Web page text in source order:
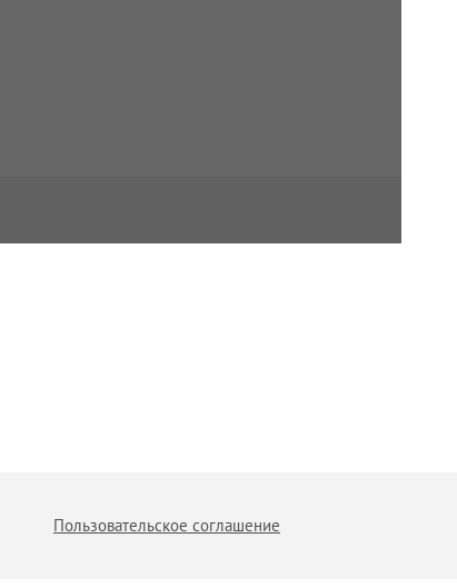
Пользовательское соглашение